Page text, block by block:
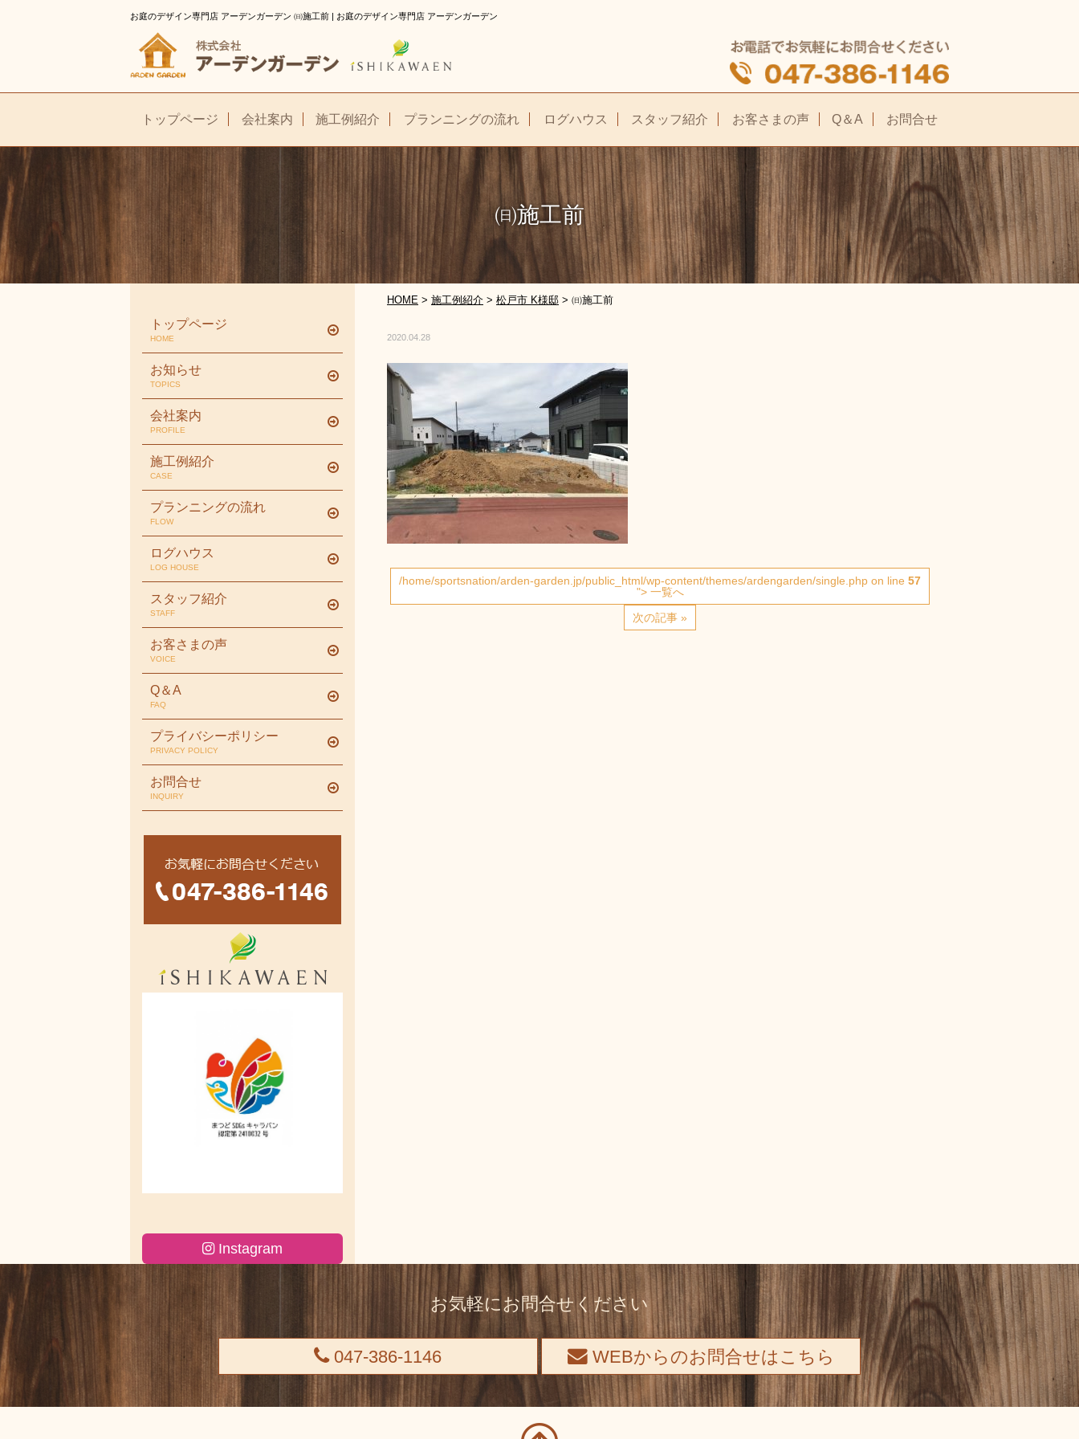
お庭のデザイン専門店 アーデンガーデン ㈰施工前 | お庭のデザイン専門店 アーデンガーデン
トップページ 会社案内 施工例紹介 プランニングの流れ ログハウス スタッフ紹介 お客さまの声 Q＆A お問合せ
㈰施工前
HOME > 施工例紹介 > 松戸市 K様邸 > ㈰施工前
2020.04.28
/home/sportsnation/arden-garden.jp/public_html/wp-content/themes/ardengarden/single.php on line 57
"> 一覧へ
次の記事 »
トップページ
HOME
お知らせ
TOPICS
会社案内
PROFILE
施工例紹介
CASE
プランニングの流れ
FLOW
ログハウス
LOG HOUSE
スタッフ紹介
STAFF
お客さまの声
VOICE
Q＆A
FAQ
プライバシーポリシー
PRIVACY POLICY
お問合せ
INQUIRY
Instagram
お気軽にお問合せください
047-386-1146 WEBからのお問合せはこちら